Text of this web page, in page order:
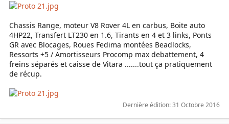
Chassis Range, moteur V8 Rover 4L en carbus, Boite auto
4HP22, Transfert LT230 en 1.6, Tirants en 4 et 3 links, Ponts
GR avec Blocages, Roues Fedima montées Beadlocks,
Ressorts +5 / Amortisseurs Procomp max debattement, 4
freins séparés et caisse de Vitara .......tout ça pratiquement
de récup.
Dernière édition:31 Octobre 2016